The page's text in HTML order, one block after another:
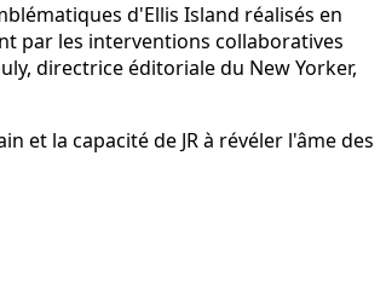
d'Ellis Island réalisés en
par les interventions collaboratives
directrice éditoriale du New Yorker,
la capacité de JR à révéler l'âme des